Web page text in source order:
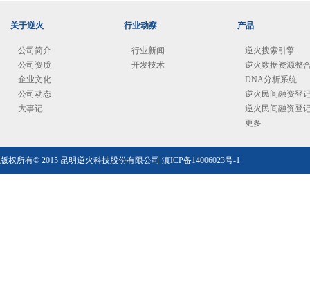
关于逆火
公司简介
公司资质
企业文化
公司动态
大事记
行业动察
行业新闻
开发技术
产品
逆火搜索引擎
逆火数据资源整
DNA分析系统
逆火民间融资登
逆火民间融资登
更多
版权所有© 2015 昆明逆火科技股份有限公司 滇ICP备14006023号-1